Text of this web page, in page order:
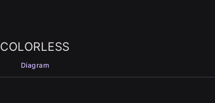
COLORLESS
Diagram